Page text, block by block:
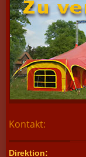
Kontakt:
Direktion: